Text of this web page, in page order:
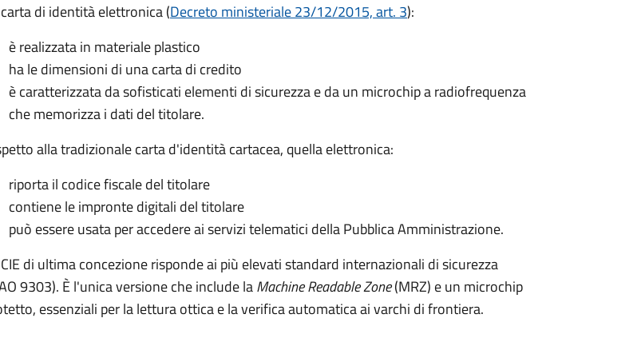
di identità elettronica (Decreto ministeriale 23/12/2015, art. 3):
è realizzata in materiale plastico
ha le dimensioni di una carta di credito
è caratterizzata da sofisticati elementi di sicurezza e da un microchip a radiofrequenza
che memorizza i dati del titolare.
alla tradizionale carta d'identità cartacea, quella elettronica:
riporta il codice fiscale del titolare
contiene le impronte digitali del titolare
può essere usata per accedere ai servizi telematici della Pubblica Amministrazione.
di ultima concezione risponde ai più elevati standard internazionali di sicurezza
9303). È l'unica versione che include laMachine Readable Zone(MRZ) e un microchip
essenziali per la lettura ottica e la verifica automatica ai varchi di frontiera.